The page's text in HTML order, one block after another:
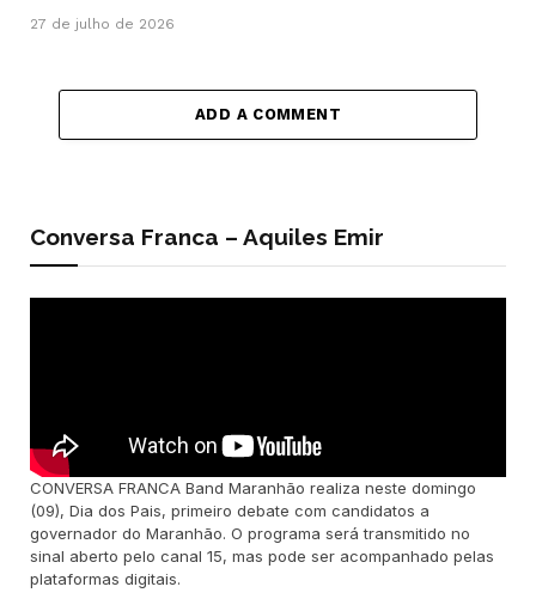
27 de julho de 2026
ADD A COMMENT
Conversa Franca – Aquiles Emir
CONVERSA FRANCA Band Maranhão realiza neste domingo
(09), Dia dos Pais, primeiro debate com candidatos a
governador do Maranhão. O programa será transmitido no
sinal aberto pelo canal 15, mas pode ser acompanhado pelas
plataformas digitais.